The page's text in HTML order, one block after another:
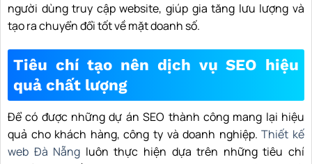
người dùng truy cập website, giúp gia tăng lưu lượng và
tạo ra chuyển đổi tốt về mặt doanh số.
Tiêu chí tạo nên dịch vụ SEO hiệu
quả chất lượng
Để có được những dự án SEO thành công mang lại hiệu
quả cho khách hàng, công ty và doanh nghiệp.Thiết kế
web Đà Nẵng luôn thực hiện dựa trên những tiêu chí